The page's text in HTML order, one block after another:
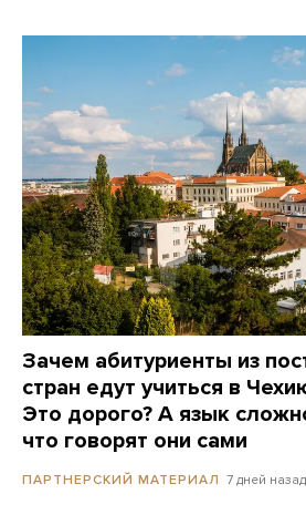
Зачем абитуриенты из
стран едут учиться в
Это дорого? А язык
что говорят они сами
ПАРТНЕРСКИЙ МАТЕРИАЛ 7 дней назад